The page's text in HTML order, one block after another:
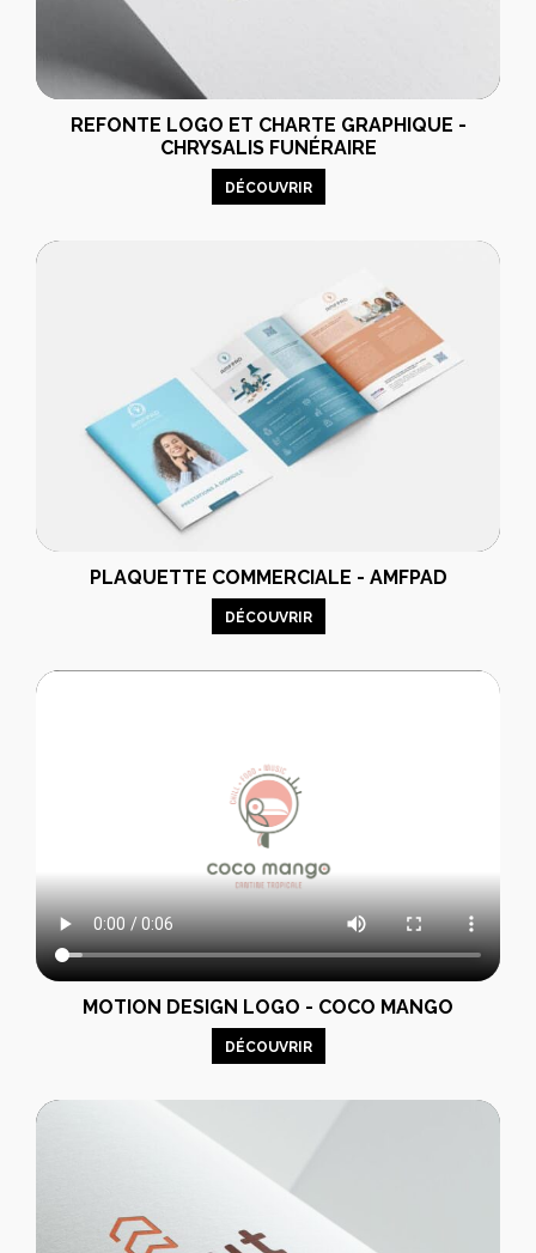
REFONTE LOGO ET CHARTE GRAPHIQUE -
CHRYSALIS FUNÉRAIRE
DÉCOUVRIR
PLAQUETTE COMMERCIALE - AMFPAD
DÉCOUVRIR
MOTION DESIGN LOGO - COCO MANGO
DÉCOUVRIR